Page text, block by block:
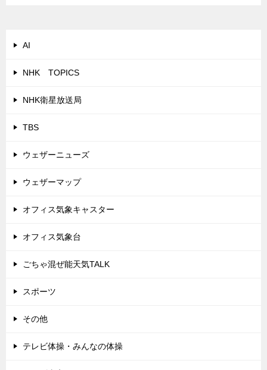
AI
NHK TOPICS
NHK衛星放送局
TBS
ウェザーニューズ
ウェザーマップ
オフィス気象キャスター
オフィス気象台
ごちゃ混ぜ能天気TALK
スポーツ
その他
テレビ体操・みんなの体操